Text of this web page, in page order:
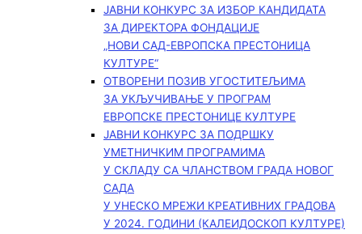
ЈАВНИ КОНКУРС ЗА ИЗБОР КАНДИДАТА
ЗА ДИРЕКТОРА ФОНДАЦИЈЕ
„НОВИ САД-ЕВРОПСКА ПРЕСТОНИЦА
КУЛТУРЕ“
ОТВОРЕНИ ПОЗИВ УГОСТИТЕЉИМА
ЗА УКЉУЧИВАЊЕ У ПРОГРАМ
ЕВРОПСКЕ ПРЕСТОНИЦЕ КУЛТУРЕ
ЈАВНИ КОНКУРС ЗА ПОДРШКУ
УМЕТНИЧКИМ ПРОГРАМИМА
У СКЛАДУ СА ЧЛАНСТВОМ ГРАДА НОВОГ
САДА
У УНЕСКО МРЕЖИ КРЕАТИВНИХ ГРАДОВА
У 2024. ГОДИНИ (КАЛЕИДОСКОП КУЛТУРЕ)